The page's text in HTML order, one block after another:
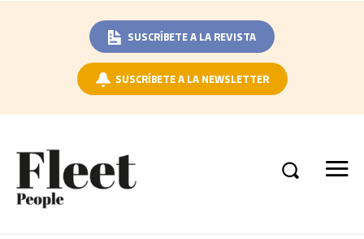
SUSCRÍBETE A LA REVISTA
SUSCRÍBETE A LA NEWSLETTER